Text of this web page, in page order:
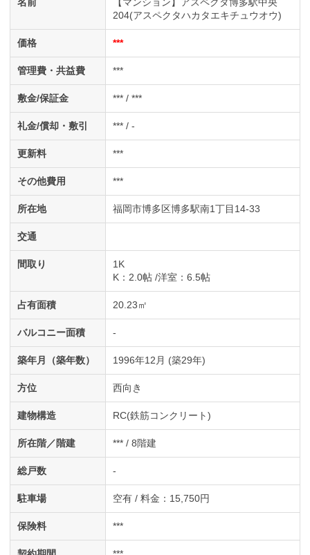
204(アスペクタハカタエキチュウオウ)
価格 ***
管理費・共益費 ***
敷金/保証金 *** / ***
礼金/償却・敷引 *** / -
更新料 ***
その他費用 ***
所在地 福岡市博多区博多駅南1丁目14-33
交通
間取り
1K
K ：2.0帖 洋室 ：6.5帖
占有面積 20.23㎡
バルコニー面積 -
築年月（築年数） 1996年12月 (築29年)
方位 西向き
建物構造 RC(鉄筋コンクリート)
所在階／階建 *** / 8階建
総戸数 -
駐車場 空有 / 料金：15,750円
保険料 ***